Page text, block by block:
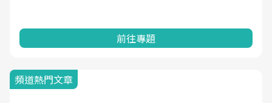
前往專題
頻道熱門文章